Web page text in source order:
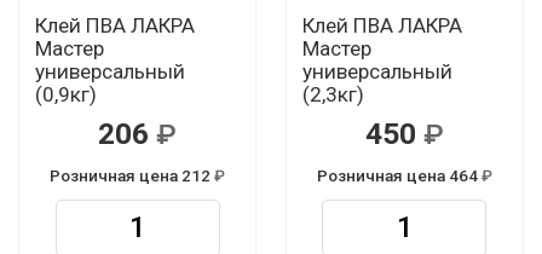
Клей ПВА ЛАКРА
Мастер
универсальный
(0,9кг)
206
Розничная цена 212
Клей ПВА ЛАКРА
Мастер
универсальный
(2,3кг)
450
Розничная цена 464